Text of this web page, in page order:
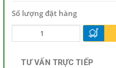
Số lượng đặt hàng
TƯ VẤN TRỰC TIẾP